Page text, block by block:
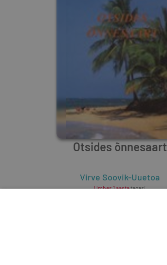
Otsides õnnesaart
Virve Soovik-Uuetoa
Umbes 1 aastatagasi